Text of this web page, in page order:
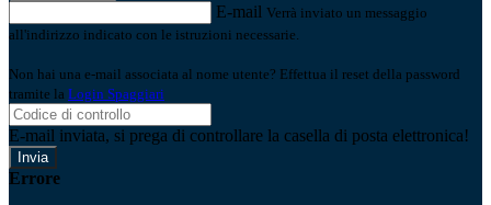
E-mail Verrà inviato un messaggio
all'indirizzo indicato con le istruzioni necessarie.
Non hai una e-mail associata al nome utente? Effettua il reset della password
tramite la Login Spaggiari
E-mail inviata, si prega di controllare la casella di posta elettronica!
Errore